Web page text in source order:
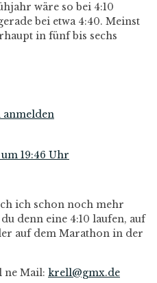
wäre so bei 4:10
bei etwa 4:40. Meinst
in fünf bis sechs
19:46 Uhr
ich schon noch mehr
denn eine 4:10 laufen, auf
auf dem Marathon in der
ne Mail: krell@gmx.de